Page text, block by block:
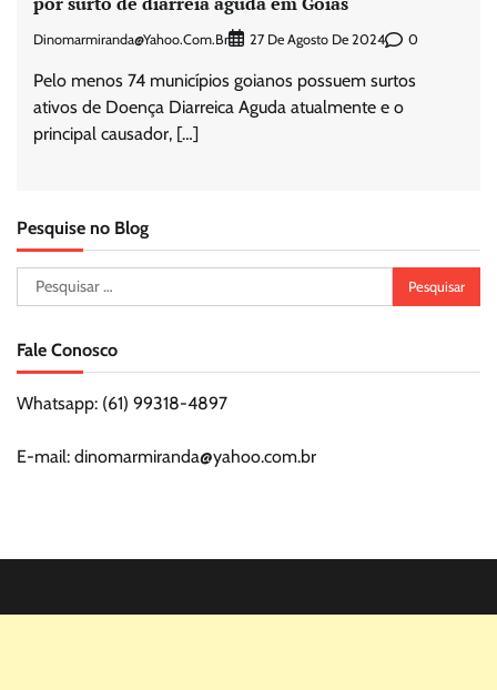
Dinomarmiranda@yahoo.com.br 27 De Agosto De 2024 0
Pelo menos 74 municípios goianos possuem surtos
ativos de Doença Diarreica Aguda atualmente e o
principal causador, […]
Pesquise no Blog
Pesquisar
por:
Fale Conosco
Whatsapp: (61) 99318-4897
E-mail: dinomarmiranda@yahoo.com.br